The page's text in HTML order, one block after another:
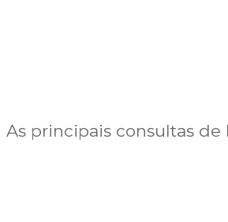
As principais consultas de